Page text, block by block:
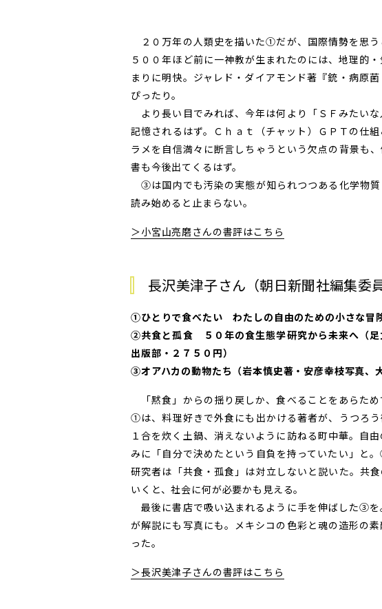
２０万年の人類史を描いた①だが、国際情勢を思う
５００年ほど前に一神教が生まれたのには、地理的
まりに明快。ジャレド・ダイアモンド著『銃・病原
ぴったり。
より長い目でみれば、今年は何より「ＳＦみたい
記憶されるはず。Ｃｈａｔ（チャット）ＧＰＴの仕
ラメを自信満々に断言しちゃうという欠点の背景も
書も今後出てくるはず。
③は国内でも汚染の実態が知られつつある化学物質
読み始めると止まらない。
＞小宮山亮磨さんの書評はこちら
長沢美津子さん（朝日新聞社編集委員
①ひとりで食べたい わたしの自由のための小さな冒
②共食と孤食 ５０年の食生態学研究から未来へ（足
出版部・２７５０円）
③オアハカの動物たち（岩本慎史著・安彦幸枝写真、
「黙食」からの揺り戻しか、食べることをあらた
①は、料理好きで外食にも出かける著者が、うつろ
１合を炊く土鍋、消えないように訪ねる町中華。自
みに「自分で決めたという自負を持っていたい」と
研究者は「共食・孤食」は対立しないと説いた。共
いくと、社会に何が必要かも見える。
最後に書店で吸い込まれるように手を伸ばした③
が解説にも写真にも。メキシコの色彩と魂の造形の
った。
＞長沢美津子さんの書評はこちら